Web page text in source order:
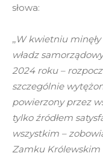
słowa:
,,W kwietniu
władz
2024 roku –
szczególnie
powierzony przez
tylko źródłem
wszystkim –
Zamku Królewskim